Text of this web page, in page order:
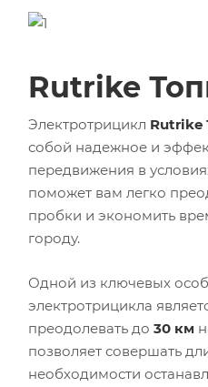
Rutrike
Электротрицикл Rutrike
собой надежное и
передвижения в
поможет вам легко
пробки и экономить
городу.
Одной из ключевых
электротрицикла
преодолевать до 30 км
позволяет совершать
необходимости